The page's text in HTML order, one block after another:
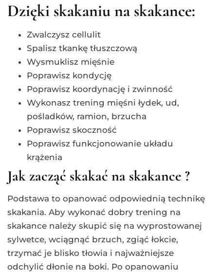
Dzięki skakaniu na skakance:
Zwalczysz cellulit
Spalisz tkankę tłuszczową
Wysmuklisz mięśnie
Poprawisz kondycję
Poprawisz koordynację i zwinność
Wykonasz trening mięśni łydek, ud,
pośladków, ramion, brzucha
Poprawisz skoczność
Poprawisz funkcjonowanie układu
krążenia
Jak zacząć skakać na skakance ?
Podstawa to opanować odpowiednią technikę
skakania. Aby wykonać dobry trening na
skakance należy skupić się na wyprostowanej
sylwetce, wciągnąć brzuch, zgiąć łokcie,
trzymać je blisko tłowia i najważniejsze
odchylić dłonie na boki. Po opanowaniu